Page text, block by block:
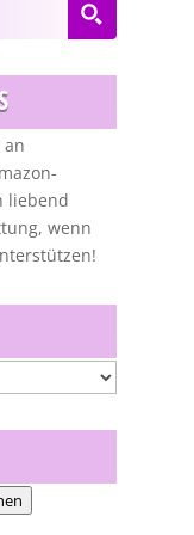
an
liebend
wenn